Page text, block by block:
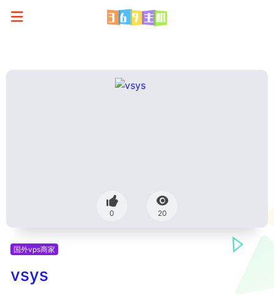
0 20
国外vps商家
vsys